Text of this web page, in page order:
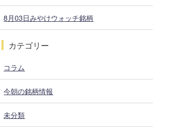
8月03日みやけウォッチ銘柄
カテゴリー
コラム
今朝の銘柄情報
未分類